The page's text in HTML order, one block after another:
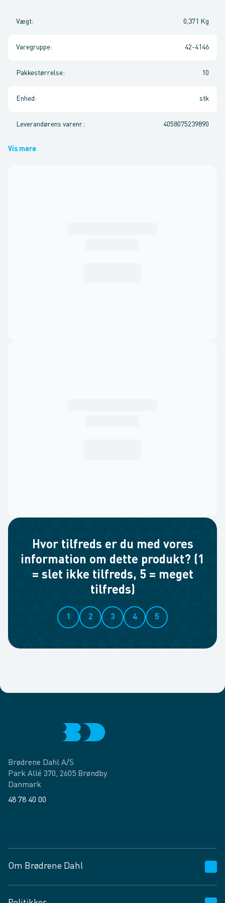
Vægt: 0,371 Kg
Varegruppe: 42-4146
Pakkestørrelse: 10
Enhed : stk
Leverandørens varenr. : 4058075239890
Vis mere
Hvor tilfreds er du med vores
information om dette produkt? (1
= slet ikke tilfreds, 5 = meget
tilfreds)
1 2 3 4 5
Brødrene Dahl A/S
Park Allé 370, 2605 Brøndby
Danmark
48 78 40 00
Om Brødrene Dahl